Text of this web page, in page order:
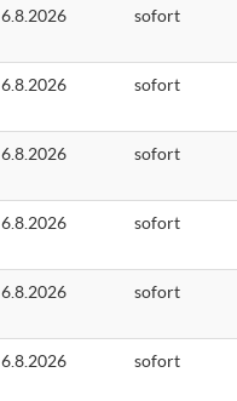
6.8.2026 sofort
6.8.2026 sofort
6.8.2026 sofort
6.8.2026 sofort
6.8.2026 sofort
6.8.2026 sofort